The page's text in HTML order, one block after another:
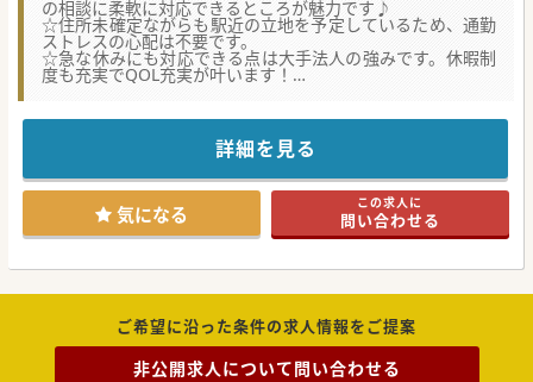
の相談に柔軟に対応できるところが魅力です♪
☆住所未確定ながらも駅近の立地を予定しているため、通勤
ストレスの心配は不要です。
☆急な休みにも対応できる点は大手法人の強みです。休暇制
度も充実でQOL充実が叶います！
小児科分野の大手法人グループから新規開院案件の誕生で
将来的に開業を検討している先生にも満足いただける体制で
お迎えいたします。
法人がフルバックアップ、スタッフの教育も整っていますの
で、ドクターは診療に専念ができる環境です。
先生の希望の働き方に合わせて可能な限り調整できるため、
子育て中ドクターの方からも大変人気です。
#秋入職可
詳細を見る
気になる この求人に
問い合わせる
ご希望に沿った条件の求人情報をご提案
非公開求人について問い合わせる